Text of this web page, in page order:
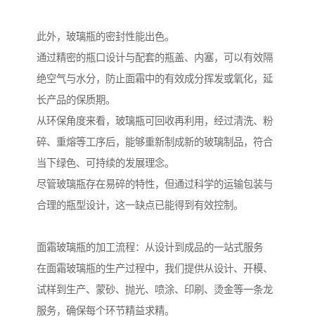
此外，玻璃瓶的密封性能出色。
通过精密的瓶口设计与配套的瓶盖、内塞，可以有效隔
绝空气与水分，防止面霜中的有效成分挥发或氧化，延
长产品的保质期。
从环保角度来看，玻璃瓶可回收再利用，经过清洗、粉
碎、重熔等工序后，能够重新制成新的玻璃制品，符合
当下绿色、可持续的发展理念。
尽管玻璃瓶存在易碎的特性，但通过科学的运输包装与
合理的瓶型设计，这一缺点已能得到有效控制。
面霜玻璃瓶的加工流程：从设计到成品的一站式服务
在面霜玻璃瓶的生产过程中，我们提供从设计、开模、
试样到生产、蒙砂、抛光、喷涂、印刷、烫金等一条龙
服务，确保每个环节精益求精。